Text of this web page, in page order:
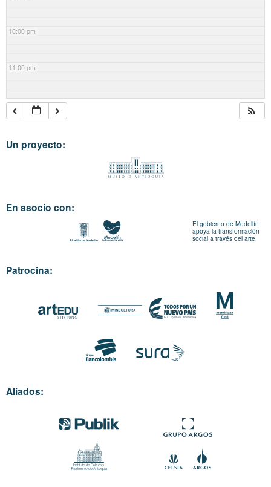
10:00 pm
11:00 pm
Un proyecto:
En asocio con:
El gobierno de Medellín
apoya la transformación
social a través del arte.
Patrocina:
Aliados: